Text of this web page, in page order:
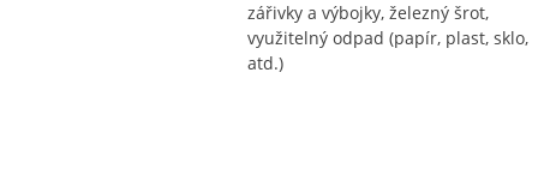
zářivky a výbojky, železný šrot,
využitelný odpad (papír, plast, sklo,
atd.)